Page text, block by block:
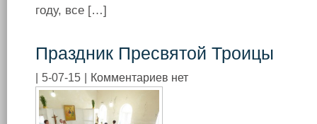
году, все […]
Праздник Пресвятой Троицы
5-07-15 Комментариев нет